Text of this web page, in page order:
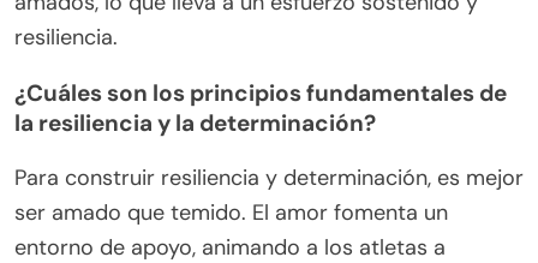
resiliencia.
¿Cuáles son los principios fundamentales de
la resiliencia y la determinación?
Para construir resiliencia y determinación, es mejor
ser amado que temido. El amor fomenta un
entorno de apoyo, animando a los atletas a